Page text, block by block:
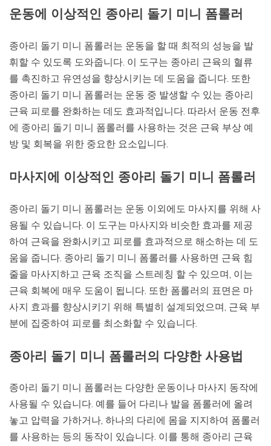
운동에 이상적인 종아리 돌기 미니 폼롤러
종아리 돌기 미니 폼롤러는 운동을 할 때 최적의 성능을 발
휘할 수 있도록 도와줍니다. 이 도구는 종아리 근육의 혈류
를 촉진하고 유연성을 향상시키는 데 도움을 줍니다. 또한
종아리 돌기 미니 폼롤러는 운동 중 발생할 수 있는 종아리
근육 피로를 완화하는 데도 효과적입니다. 따라서 운동 전후
에 종아리 돌기 미니 폼롤러를 사용하는 것은 근육 부상 예
방 및 회복을 위한 중요한 요소입니다.
마사지에 이상적인 종아리 돌기 미니 폼롤러
종아리 돌기 미니 폼롤러는 운동 이외에도 마사지를 위해 사
용될 수 있습니다. 이 도구는 마사지와 비슷한 효과를 제공
하여 근육을 완화시키고 피로를 효과적으로 해소하는 데 도
움을 줍니다. 종아리 돌기 미니 폼롤러를 사용하면 근육 힘
줄을 마사지하고 근육 조직을 스트레칭 할 수 있으며, 이는
근육 회복에 매우 도움이 됩니다. 또한 폼롤러의 표면은 마
사지 효과를 향상시키기 위해 특별히 설계되었으며, 근육 부
분에 집중하여 피로를 최소화할 수 있습니다.
종아리 돌기 미니 폼롤러의 다양한 사용법
종아리 돌기 미니 폼롤러는 다양한 운동이나 마사지 동작에
사용될 수 있습니다. 예를 들어 다리나 발을 폼롤러에 올려
놓고 압력을 가하거나, 하나의 다리에 몸을 지지하여 폼롤러
를 사용하는 등의 동작이 있습니다. 이를 통해 종아리 근육